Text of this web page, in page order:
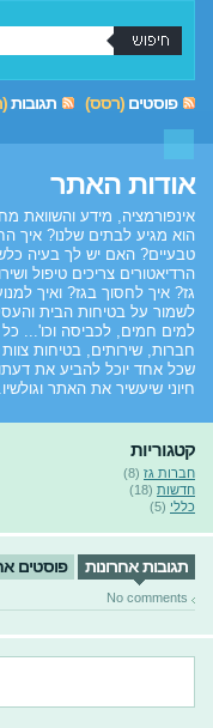
פוסטים (רסס) תגובות
אודות האתר
אינפורמציה, מידע והשוואת
הוא מגיע לבתים שלנו? איך
טבעיים? האם יש לך בעיה
הרדיאטורים צריכים טיפול
גז? איך לחסוך בגז? ואיך
לשמור על בטיחות הבית
למים חמים, לכביסה וכו'...
חברות, שירותים, בטיחות
שכל אחד יוכל להביע את
חיוני שיעשיר את האתר וגולשיו.
קטגוריות
חברות גז (8)
חדשות (18)
כללי (5)
תגובות אחרונות פוסטים
No comments